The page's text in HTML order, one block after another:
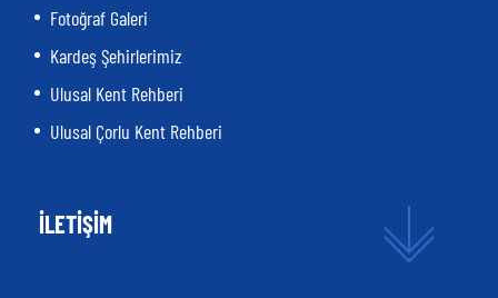
Fotoğraf Galeri
Kardeş Şehirlerimiz
Ulusal Kent Rehberi
Ulusal Çorlu Kent Rehberi
İLETİŞİM